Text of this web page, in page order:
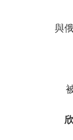
與